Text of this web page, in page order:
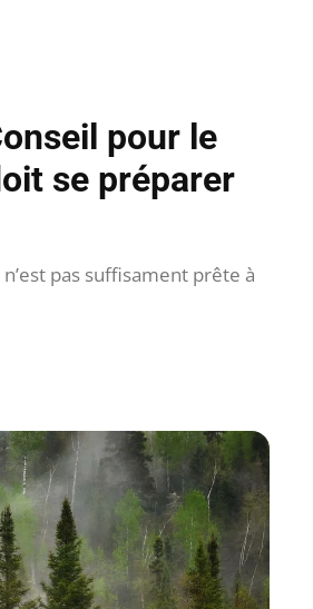
pour le
se préparer
pas suffisament prête à